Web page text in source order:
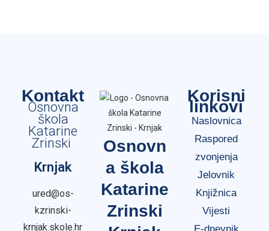
Kontakt
Osnovna
škola
Katarine
Zrinski
Krnjak
ured@os-
kzrinski-
krnjak.skole.hr
Osnovn
a škola
Katarine
Zrinski
Korisni
linkovi
Naslovnica
Raspored
zvonjenja
Jelovnik
Knjižnica
Vijesti